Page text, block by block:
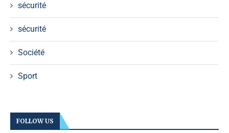
sécurité
sécurité
Société
Sport
FOLLOW US